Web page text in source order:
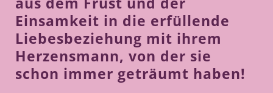
Einsamkeit in die erfüllende
Liebesbeziehung mit ihrem
Herzensmann, von der sie
schon immer geträumt haben!